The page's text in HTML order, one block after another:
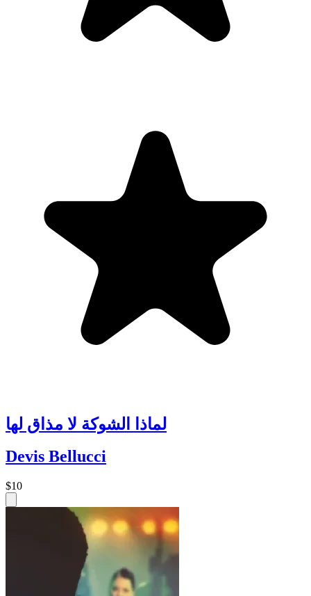
لماذا الشوكة لا مذاق لها
Devis Bellucci
$10